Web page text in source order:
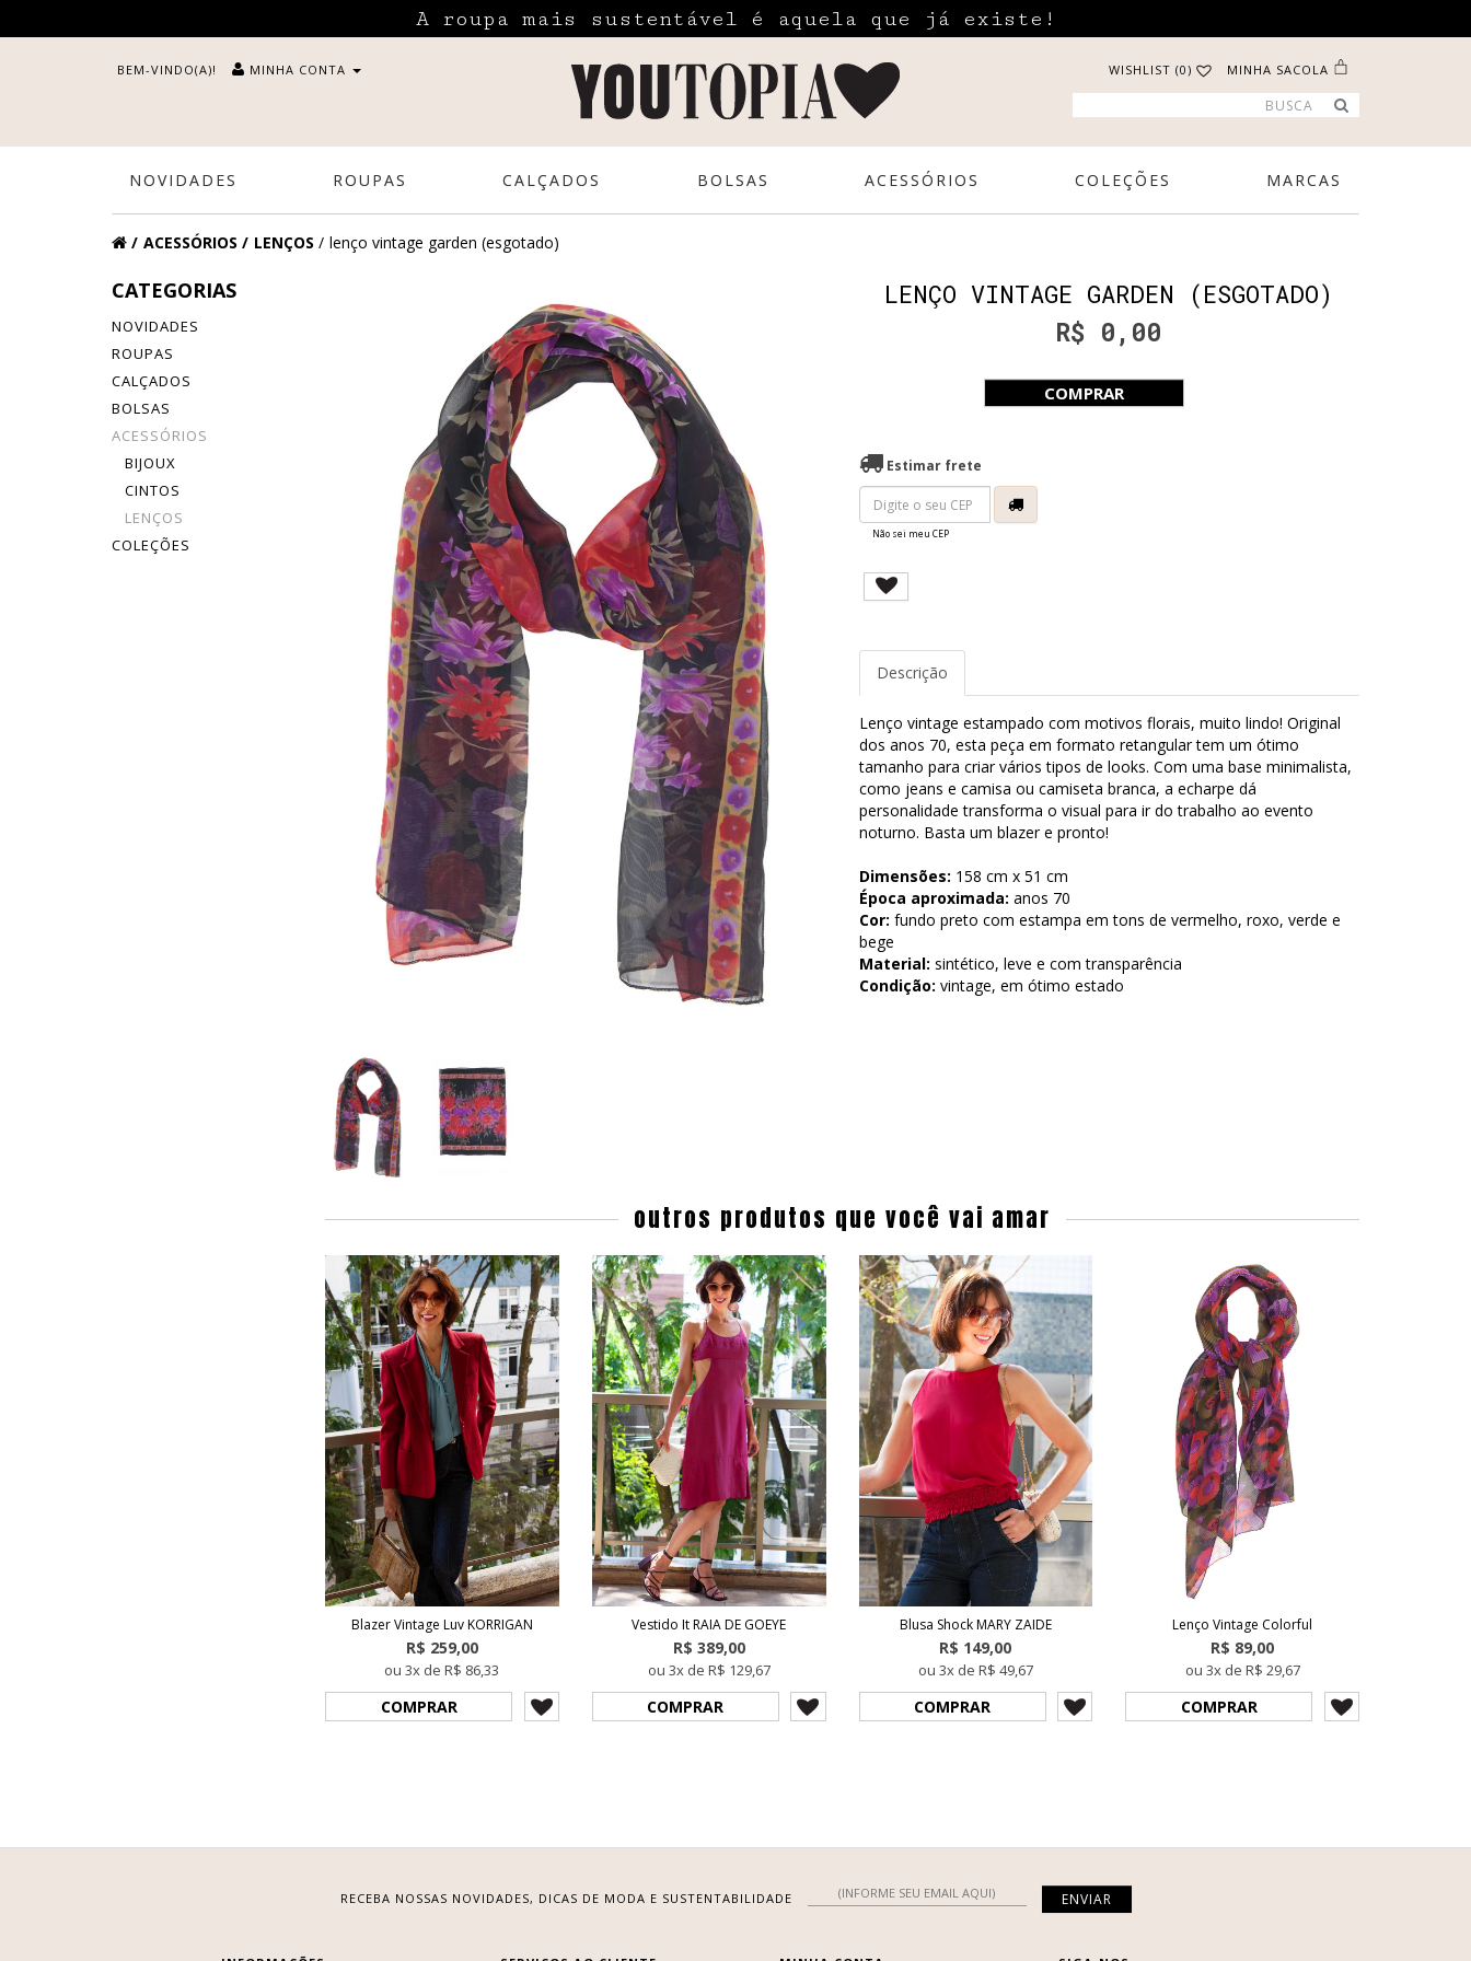
A roupa mais sustentável é aquela que já existe!
BEM-VINDO(A)! MINHA CONTA WISHLIST (0) MINHA SACOLA
NOVIDADES ROUPAS CALÇADOS BOLSAS ACESSÓRIOS COLEÇÕES MARCAS
ACESSÓRIOS LENÇOS lenço vintage garden (esgotado)
CATEGORIAS
NOVIDADES
ROUPAS
CALÇADOS
BOLSAS
ACESSÓRIOS
BIJOUX
CINTOS
LENÇOS
COLEÇÕES
LENÇO VINTAGE GARDEN (ESGOTADO)
R$ 0,00
COMPRAR
Estimar frete
Não sei meu CEP
Descrição
Lenço vintage estampado com motivos florais, muito lindo! Original
dos anos 70, esta peça em formato retangular tem um ótimo
tamanho para criar vários tipos de looks. Com uma base minimalista,
como jeans e camisa ou camiseta branca, a echarpe dá
personalidade transforma o visual para ir do trabalho ao evento
noturno. Basta um blazer e pronto!
Dimensões: 158 cm x 51 cm
Época aproximada: anos 70
Cor: fundo preto com estampa em tons de vermelho, roxo, verde e
bege
Material: sintético, leve e com transparência
Condição: vintage, em ótimo estado
outros produtos que você vai amar
Blazer Vintage Luv KORRIGAN
R$ 259,00
ou 3x de R$ 86,33
COMPRAR
Vestido It RAIA DE GOEYE
R$ 389,00
ou 3x de R$ 129,67
COMPRAR
Blusa Shock MARY ZAIDE
R$ 149,00
ou 3x de R$ 49,67
COMPRAR
Lenço Vintage Colorful
R$ 89,00
ou 3x de R$ 29,67
COMPRAR
RECEBA NOSSAS NOVIDADES, DICAS DE MODA E SUSTENTABILIDADE